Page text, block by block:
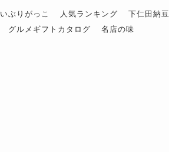
いぶりがっこ 人気ランキング
下仁田納豆
グルメギフトカタログ 名店の味